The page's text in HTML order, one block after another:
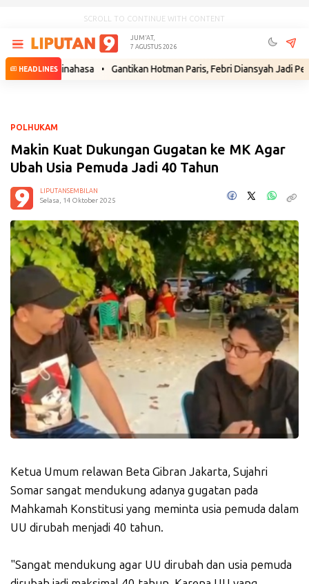
SCROLL TO CONTINUE WITH CONTENT
JUM'AT,
7 AGUSTUS 2026
HEADLINES
Minahasa • Gantikan Hotman Paris, Febri Diansyah Jadi Penasihat
POLHUKAM
Makin Kuat Dukungan Gugatan ke MK Agar
Ubah Usia Pemuda Jadi 40 Tahun
LIPUTANSEMBILAN
Selasa, 14 Oktober 2025
Ketua Umum relawan Beta Gibran Jakarta, Sujahri
Somar sangat mendukung adanya gugatan pada
Mahkamah Konstitusi yang meminta usia pemuda dalam
UU dirubah menjadi 40 tahun.
"Sangat mendukung agar UU dirubah dan usia pemuda